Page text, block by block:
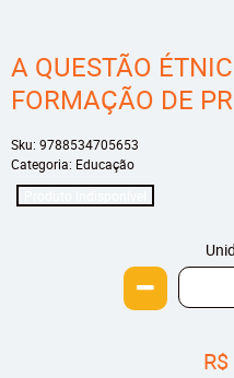
A QUESTÃO
FORMAÇÃO DE
Sku: 9788534705653
Categoria: Educação